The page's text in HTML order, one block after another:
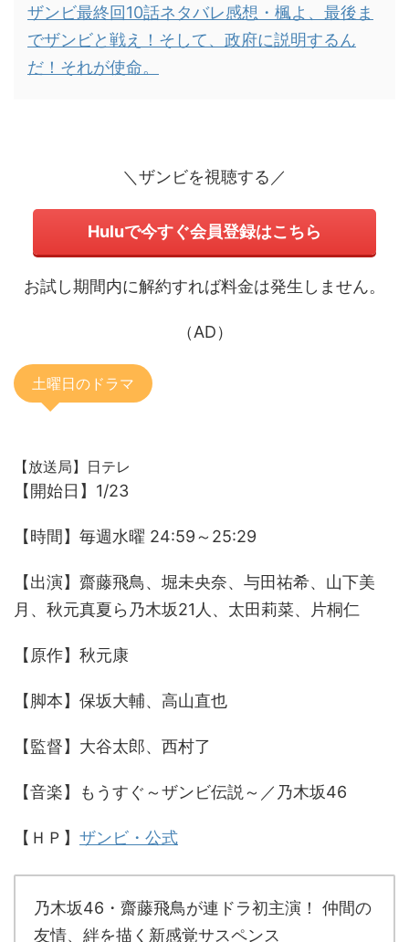
ザンビ最終回10話ネタバレ感想・楓よ、最後ま
でザンビと戦え！そして、政府に説明するん
だ！それが使命。
＼ザンビを視聴する／
Huluで今すぐ会員登録はこちら
お試し期間内に解約すれば料金は発生しません。
（AD）
土曜日のドラマ
【放送局】日テレ
【開始日】1/23
【時間】毎週水曜 24:59～25:29
【出演】齋藤飛鳥、堀未央奈、与田祐希、山下美
月、秋元真夏ら乃木坂21人、太田莉菜、片桐仁
【原作】秋元康
【脚本】保坂大輔、高山直也
【監督】大谷太郎、西村了
【音楽】もうすぐ～ザンビ伝説～／乃木坂46
【ＨＰ】 ザンビ・公式
乃木坂46・齋藤飛鳥が連ドラ初主演！ 仲間の
友情、絆を描く新感覚サスペンス